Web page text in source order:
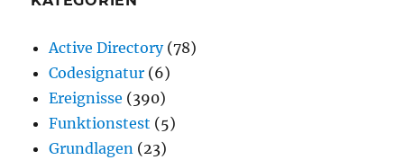
Active Directory(78)
Codesignatur (6)
Ereignisse (390)
Funktionstest (5)
Grundlagen (23)